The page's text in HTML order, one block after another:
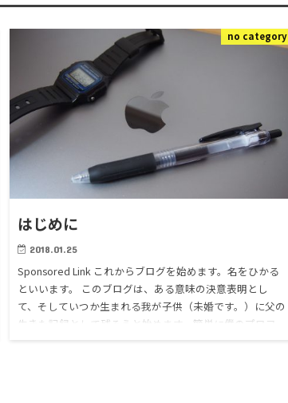
no category
はじめに
2018.01.25
Sponsored Link これからブログを始めます。名をひかる
といいます。 このブログは、ある意味の決意表明とし
て、そしていつか生まれる我が子供（未婚です。）に父の
生きた記録として残そうと始めます。簡単に僕のプロフ